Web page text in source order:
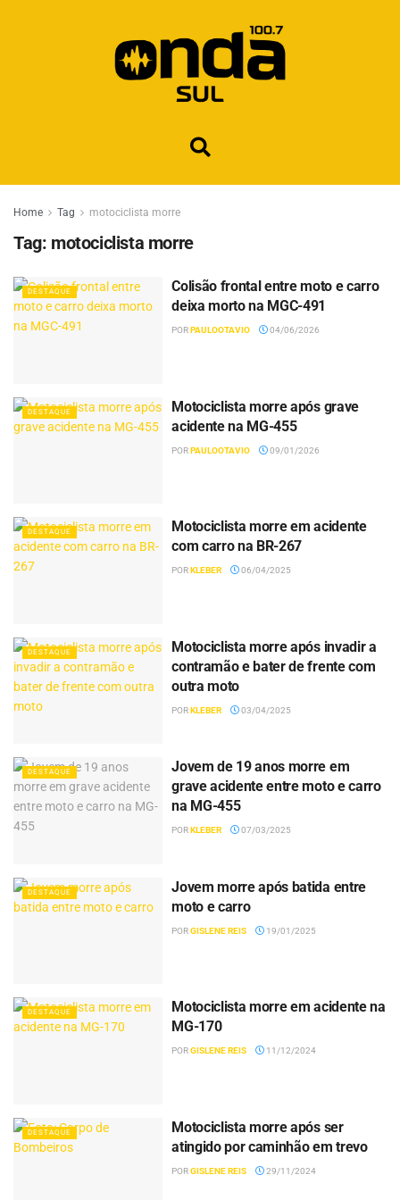
Home Tag motociclista morre
Tag: motociclista morre
DESTAQUE
Colisão frontal entre moto e carro
deixa morto na MGC-491
PORPAULOOTAVIO 04/06/2026
DESTAQUE
Motociclista morre após grave
acidente na MG-455
PORPAULOOTAVIO 09/01/2026
DESTAQUE
Motociclista morre em acidente
com carro na BR-267
PORKLEBER 06/04/2025
DESTAQUE
Motociclista morre após invadir a
contramão e bater de frente com
outra moto
PORKLEBER 03/04/2025
DESTAQUE
Jovem de 19 anos morre em
grave acidente entre moto e carro
na MG-455
PORKLEBER 07/03/2025
DESTAQUE
Jovem morre após batida entre
moto e carro
PORGISLENE REIS 19/01/2025
DESTAQUE
Motociclista morre em acidente na
MG-170
PORGISLENE REIS 11/12/2024
DESTAQUE
Motociclista morre após ser
atingido por caminhão em trevo
PORGISLENE REIS 29/11/2024